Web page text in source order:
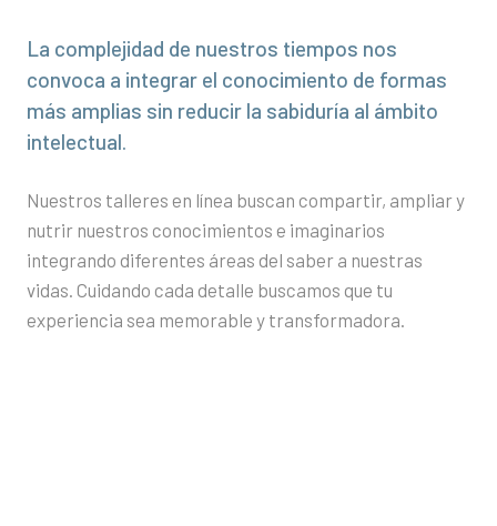
La complejidad de nuestros tiempos nos
convoca a integrar el conocimiento de formas
más amplias sin reducir la sabiduría al ámbito
intelectual.
Nuestros talleres en línea buscan compartir, ampliar y
nutrir nuestros conocimientos e imaginarios
integrando diferentes áreas del saber a nuestras
vidas. Cuidando cada detalle buscamos que tu
experiencia sea memorable y transformadora.